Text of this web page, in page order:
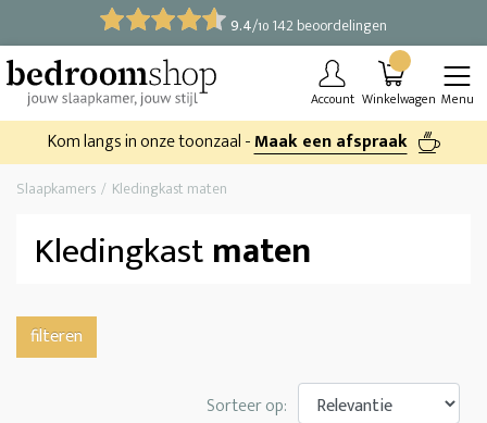
9.4/10 142 beoordelingen
Account Winkelwagen Menu
Kom langs in onze toonzaal -Maak een afspraak
Slaapkamers Kledingkast maten
Kledingkastmaten
filteren
Sorteer op: